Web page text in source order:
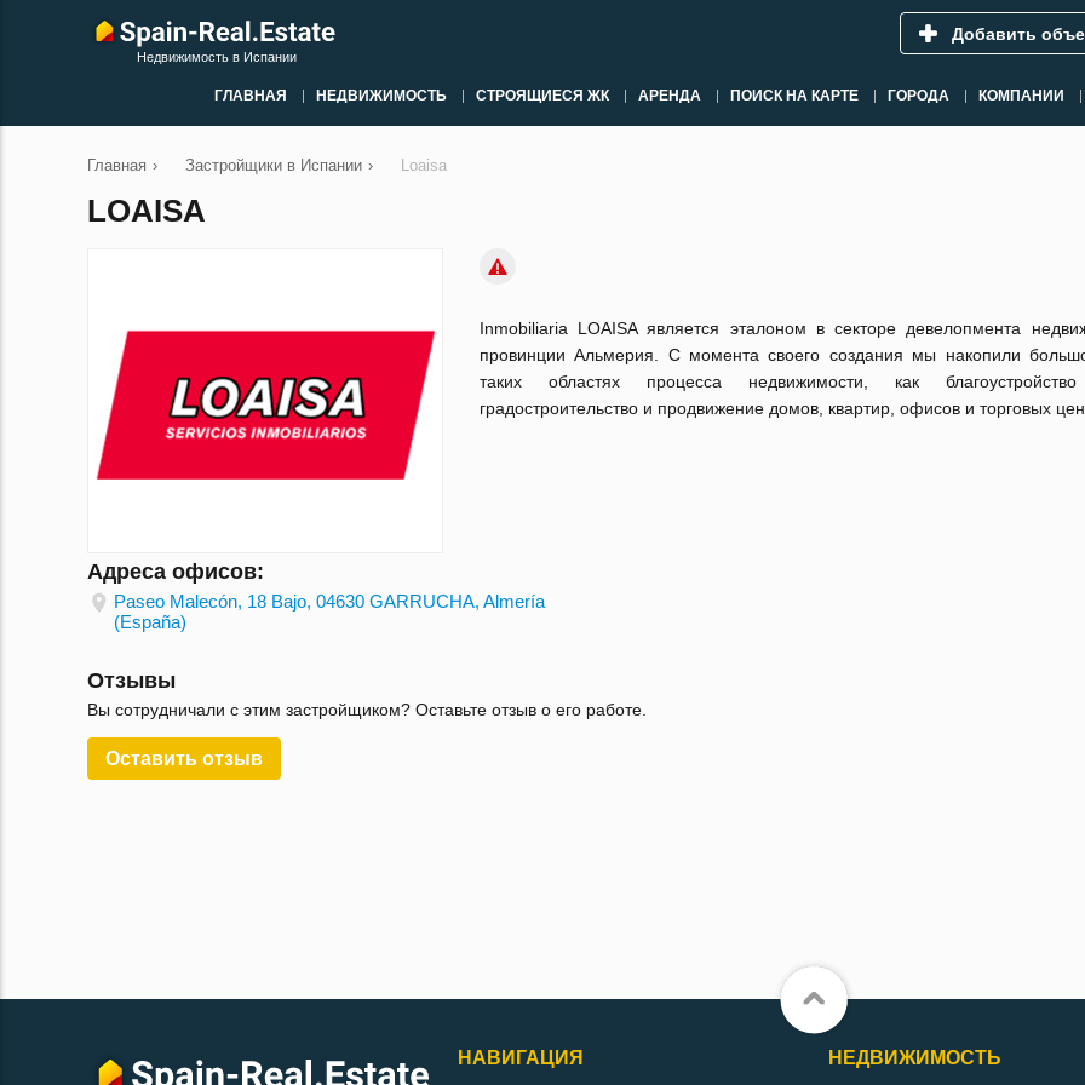
Недвижимость в Испании
Добавить
ГЛАВНАЯ НЕДВИЖИМОСТЬ СТРОЯЩИЕСЯ ЖК АРЕНДА ПОИСК НА КАРТЕ ГОРОДА КОМПАНИИ
Главная › Застройщики в Испании › Loaisa
LOAISA
Inmobiliaria LOAISA является эталоном в секторе девелопмента
провинции Альмерия. С момента своего создания мы накопили
таких областях процесса недвижимости, как
градостроительство и продвижение домов, квартир, офисов и торговых
Адреса офисов:
Paseo Malecón, 18 Bajo, 04630 GARRUCHA, Almería
(España)
Отзывы
Вы сотрудничали с этим застройщиком? Оставьте отзыв о его работе.
Оставить отзыв
НАВИГАЦИЯ НЕДВИЖИМОСТЬ